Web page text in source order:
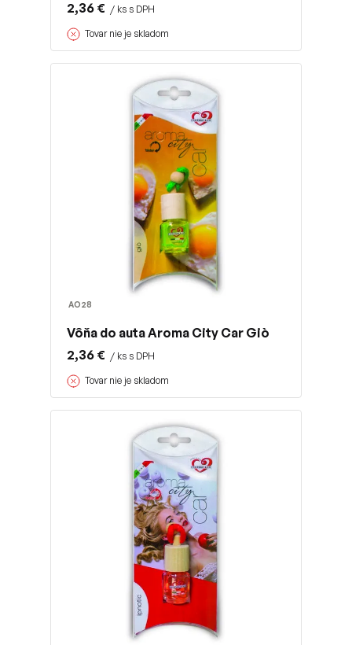
2,36 € / ks s DPH
Tovar nie je skladom
AO28
Vôňa do auta Aroma City Car Giò
2,36 € / ks s DPH
Tovar nie je skladom